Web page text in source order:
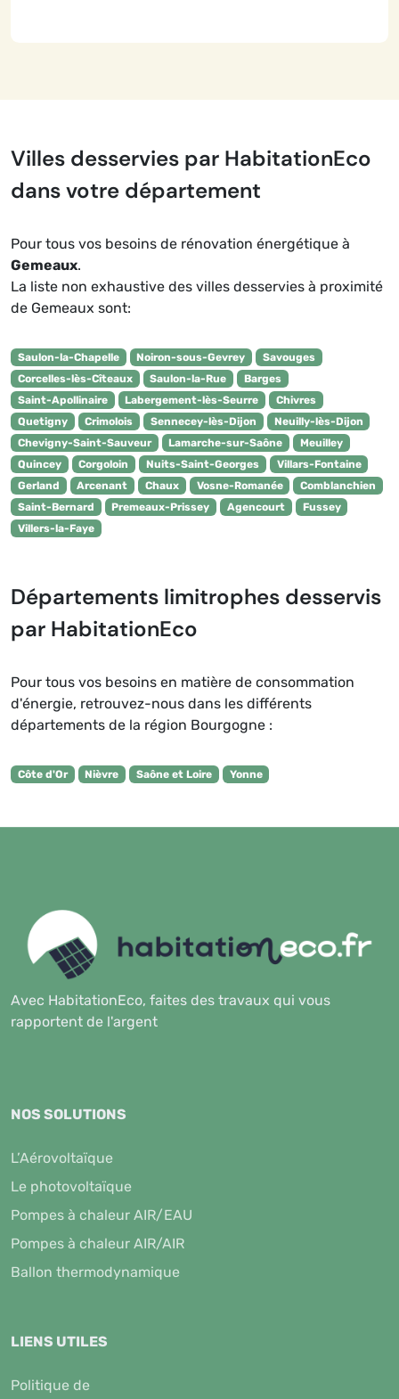
Villes desservies par HabitationEco
dans votre département
Pour tous vos besoins de rénovation énergétique à
Gemeaux.
La liste non exhaustive des villes desservies à proximité
de Gemeaux sont:
Saulon-la-Chapelle Noiron-sous-Gevrey
Savouges
Corcelles-lès-Cîteaux
Saulon-la-Rue
Barges
Saint-Apollinaire
Labergement-lès-Seurre
Chivres
Quetigny
Crimolois Sennecey-lès-Dijon
Neuilly-lès-Dijon
Chevigny-Saint-Sauveur
Lamarche-sur-Saône
Meuilley
Quincey
Corgoloin Nuits-Saint-Georges
Villars-Fontaine
Gerland
Arcenant Chaux Vosne-Romanée
Comblanchien
Saint-Bernard
Premeaux-Prissey Agencourt
Fussey
Villers-la-Faye
Départements limitrophes desservis
par HabitationEco
Pour tous vos besoins en matière de consommation
d'énergie, retrouvez-nous dans les différents
départements de la région Bourgogne :
Côte d'Or Nièvre Saône et Loire Yonne
Avec HabitationEco, faites des travaux qui vous
rapportent de l'argent
NOS SOLUTIONS
L’Aérovoltaïque
Le photovoltaïque
Pompes à chaleur AIR/EAU
Pompes à chaleur AIR/AIR
Ballon thermodynamique
LIENS UTILES
Politique de